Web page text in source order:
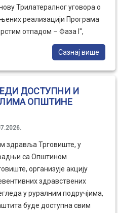
Трилатералног уговора о
реализацији Програма
отпадом – Фаза I",
Србије, коју у име Владе
Синиша Мали, министарСазнај више
ДОСТУПНИ И
ОПШТИНЕ
здравља Трговиште, у
са Општином
организује акцију
здравствених
у руралним подручјима,
буде доступна свим